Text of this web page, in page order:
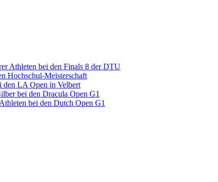
Athleten bei den Finals 8 der DTU
Hochschul-Meisterschaft
den LA Open in Velbert
bei den Dracula Open G1
bei den Dutch Open G1